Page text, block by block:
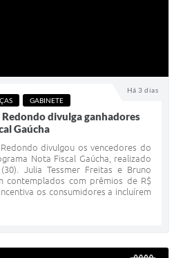
Há 3 dias
GABINETE
divulga ganhadores
Gaúcha
divulgou os vencedores do
Nota Fiscal Gaúcha, realizado
Julia Tessmer Freitas e Bruno
contemplados com prêmios de R$
os consumidores a incluírem